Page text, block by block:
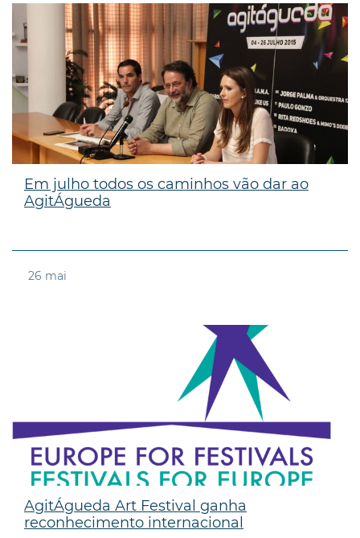
Em julho todos os caminhos vão dar ao
AgitÁgueda
26 mai
AgitÁgueda Art Festival ganha
reconhecimento internacional